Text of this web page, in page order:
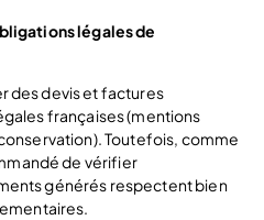
légales de
des devis et factures
françaises (mentions
Toutefois, comme
de vérifier
générés respectent bien